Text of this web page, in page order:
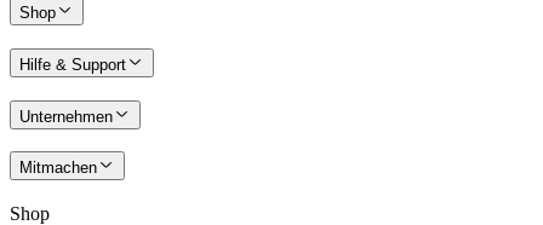
Shop
Hilfe & Support
Unternehmen
Mitmachen
Shop